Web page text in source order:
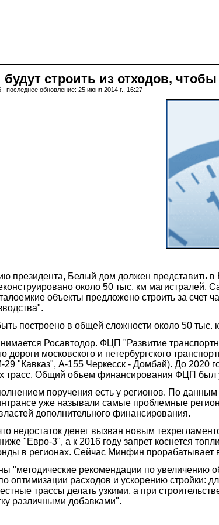
будут строить из отходов,
последнее обновление: 25 июня 2014 г., 16:27
президента, Белый дом должен представить
около 50 тыс. км магистралей.
объекты предложено строить за счет
построено в общей сложности около 50
Росавтодор. ФЦП "Развитие
московского и петербургского
29 "Кавказ", А-155 Черкесск - Домбай). До 2020
трасс. Общий объем финансирования ФЦП был
поручения есть у регионов. По
уже называли самые проблемные
дополнительного финансирования.
недостаток денег вызван новым
"Евро-3", а к 2016 году запрет коснется
в регионах. Сейчас Минфин прорабатывает
"методические рекомендации по увеличению
оптимизации расходов и ускорению
трассы делать узкими, а при
различными добавками".